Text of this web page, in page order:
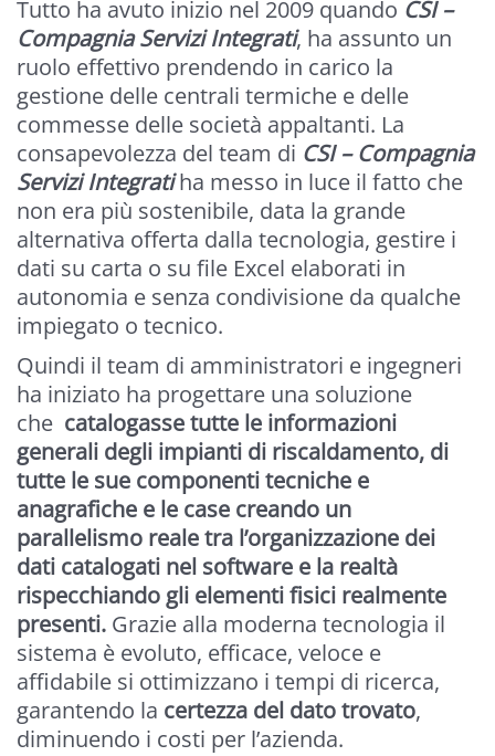
Tutto ha avuto inizio nel 2009 quando CSI –
Compagnia Servizi Integrati, ha assunto un
ruolo effettivo prendendo in carico la
gestione delle centrali termiche e delle
commesse delle società appaltanti. La
consapevolezza del team di CSI – Compagnia
Servizi Integratiha messo in luce il fatto che
non era più sostenibile, data la grande
alternativa offerta dalla tecnologia, gestire i
dati su carta o su file Excel elaborati in
autonomia e senza condivisione da qualche
impiegato o tecnico.
Quindi il team di amministratori e ingegneri
ha iniziato ha progettare una soluzione
che catalogasse tutte le informazioni
generali degli impianti di riscaldamento, di
tutte le sue componenti tecniche e
anagrafiche e le case creando un
parallelismo reale tra l’organizzazione dei
dati catalogati nel software e la realtà
rispecchiando gli elementi fisici realmente
presenti. Grazie alla moderna tecnologia il
sistema è evoluto, efficace, veloce e
affidabile si ottimizzano i tempi di ricerca,
garantendo la certezza del dato trovato,
diminuendo i costi per l’azienda.